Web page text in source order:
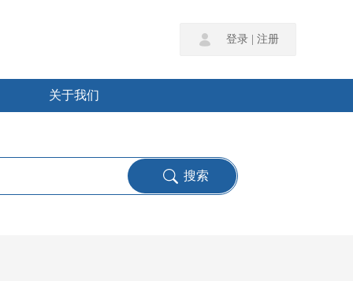
登录 注册
关于我们